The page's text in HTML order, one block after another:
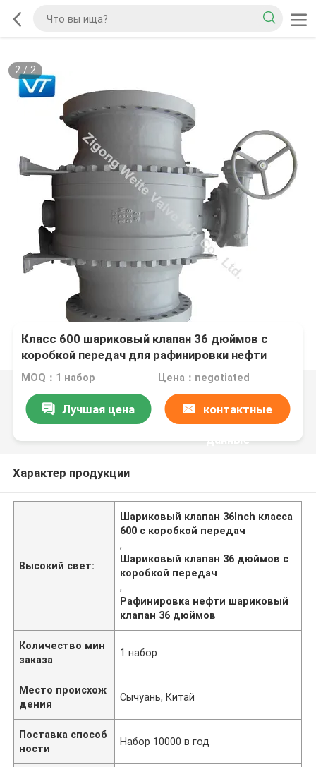
2/ 2
Класс 600 шариковый клапан 36 дюймов с
коробкой передач для рафинировки нефти
MOQ：1 набор Цена：negotiated
Лучшая цена контактные
данные
Характер продукции
Высокий свет:
Шариковый клапан 36Inch класса
600 с коробкой передач
,
Шариковый клапан 36 дюймов с
коробкой передач
,
Рафинировка нефти шариковый
клапан 36 дюймов
Количество мин
заказа
1 набор
Место происхож
дения
Сычуань, Китай
Поставка способ
ности
Набор 10000 в год